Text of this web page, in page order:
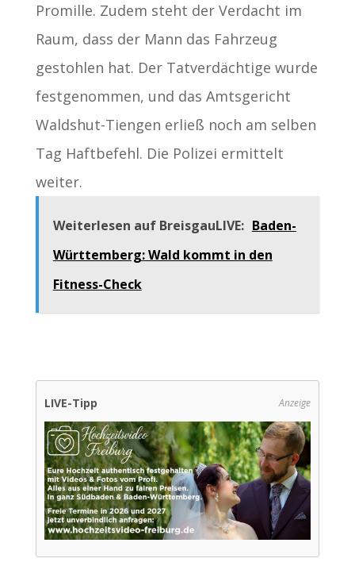
Promille. Zudem steht der Verdacht im
Raum, dass der Mann das Fahrzeug
gestohlen hat. Der Tatverdächtige wurde
festgenommen, und das Amtsgericht
Waldshut-Tiengen erließ noch am selben
Tag Haftbefehl. Die Polizei ermittelt
weiter.
Weiterlesen auf BreisgauLIVE: Baden-
Württemberg: Wald kommt in den
Fitness-Check
LIVE-Tipp Anzeige